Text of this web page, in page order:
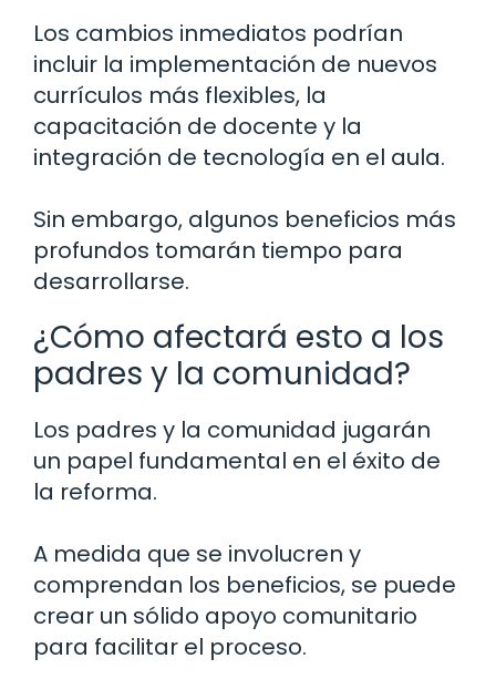
Los cambios inmediatos podrían
incluir la implementación de nuevos
currículos más flexibles, la
capacitación de docente y la
integración de tecnología en el aula.
Sin embargo, algunos beneficios más
profundos tomarán tiempo para
desarrollarse.
¿Cómo afectará esto a los
padres y la comunidad?
Los padres y la comunidad jugarán
un papel fundamental en el éxito de
la reforma.
A medida que se involucren y
comprendan los beneficios, se puede
crear un sólido apoyo comunitario
para facilitar el proceso.